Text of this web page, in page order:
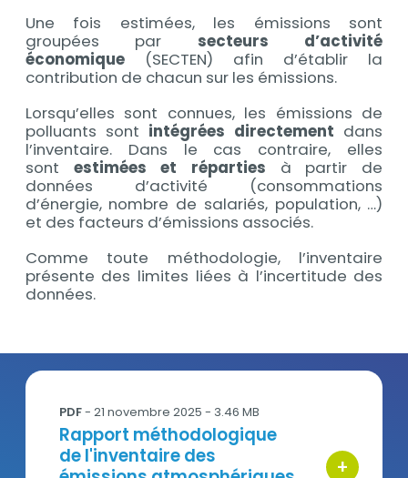
Une fois estimées, les émissions sont
groupées par secteurs d’activité
économique(SECTEN) afin d’établir la
contribution de chacun sur les émissions.
Lorsqu’elles sont connues, les émissions de
polluants sont intégrées directement dans
l’inventaire. Dans le cas contraire, elles
sont estimées et réparties à partir de
données d’activité (consommations
d’énergie, nombre de salariés, population, …)
et des facteurs d’émissions associés.
Comme toute méthodologie, l’inventaire
présente des limites liées à l’incertitude des
données.
PDF- 21 novembre 2025 - 3.46 MB
Titre
Rapport méthodologique
de l'inventaire des
+